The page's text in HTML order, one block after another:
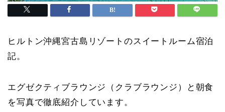
ヒルトン沖縄宮古島リゾートのスイートルーム宿泊
記。
エグゼクティブラウンジ（クラブラウンジ）と朝食
を写真で徹底紹介しています。